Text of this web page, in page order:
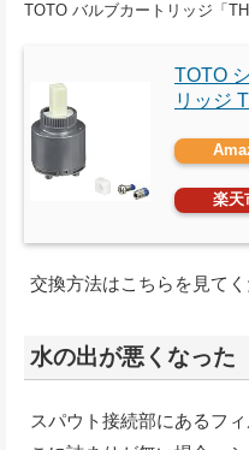
TOTO バルブカートリッジ「
TOTO
リッジ
楽天
交換方法はこちらを見て
水の出が悪くなった
スパウト接続部にあるフ